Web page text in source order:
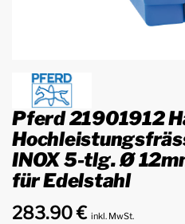
Pferd 21901912
INOX 5-tlg. Ø
für Edelstahl
283.90€ inkl. MwSt.